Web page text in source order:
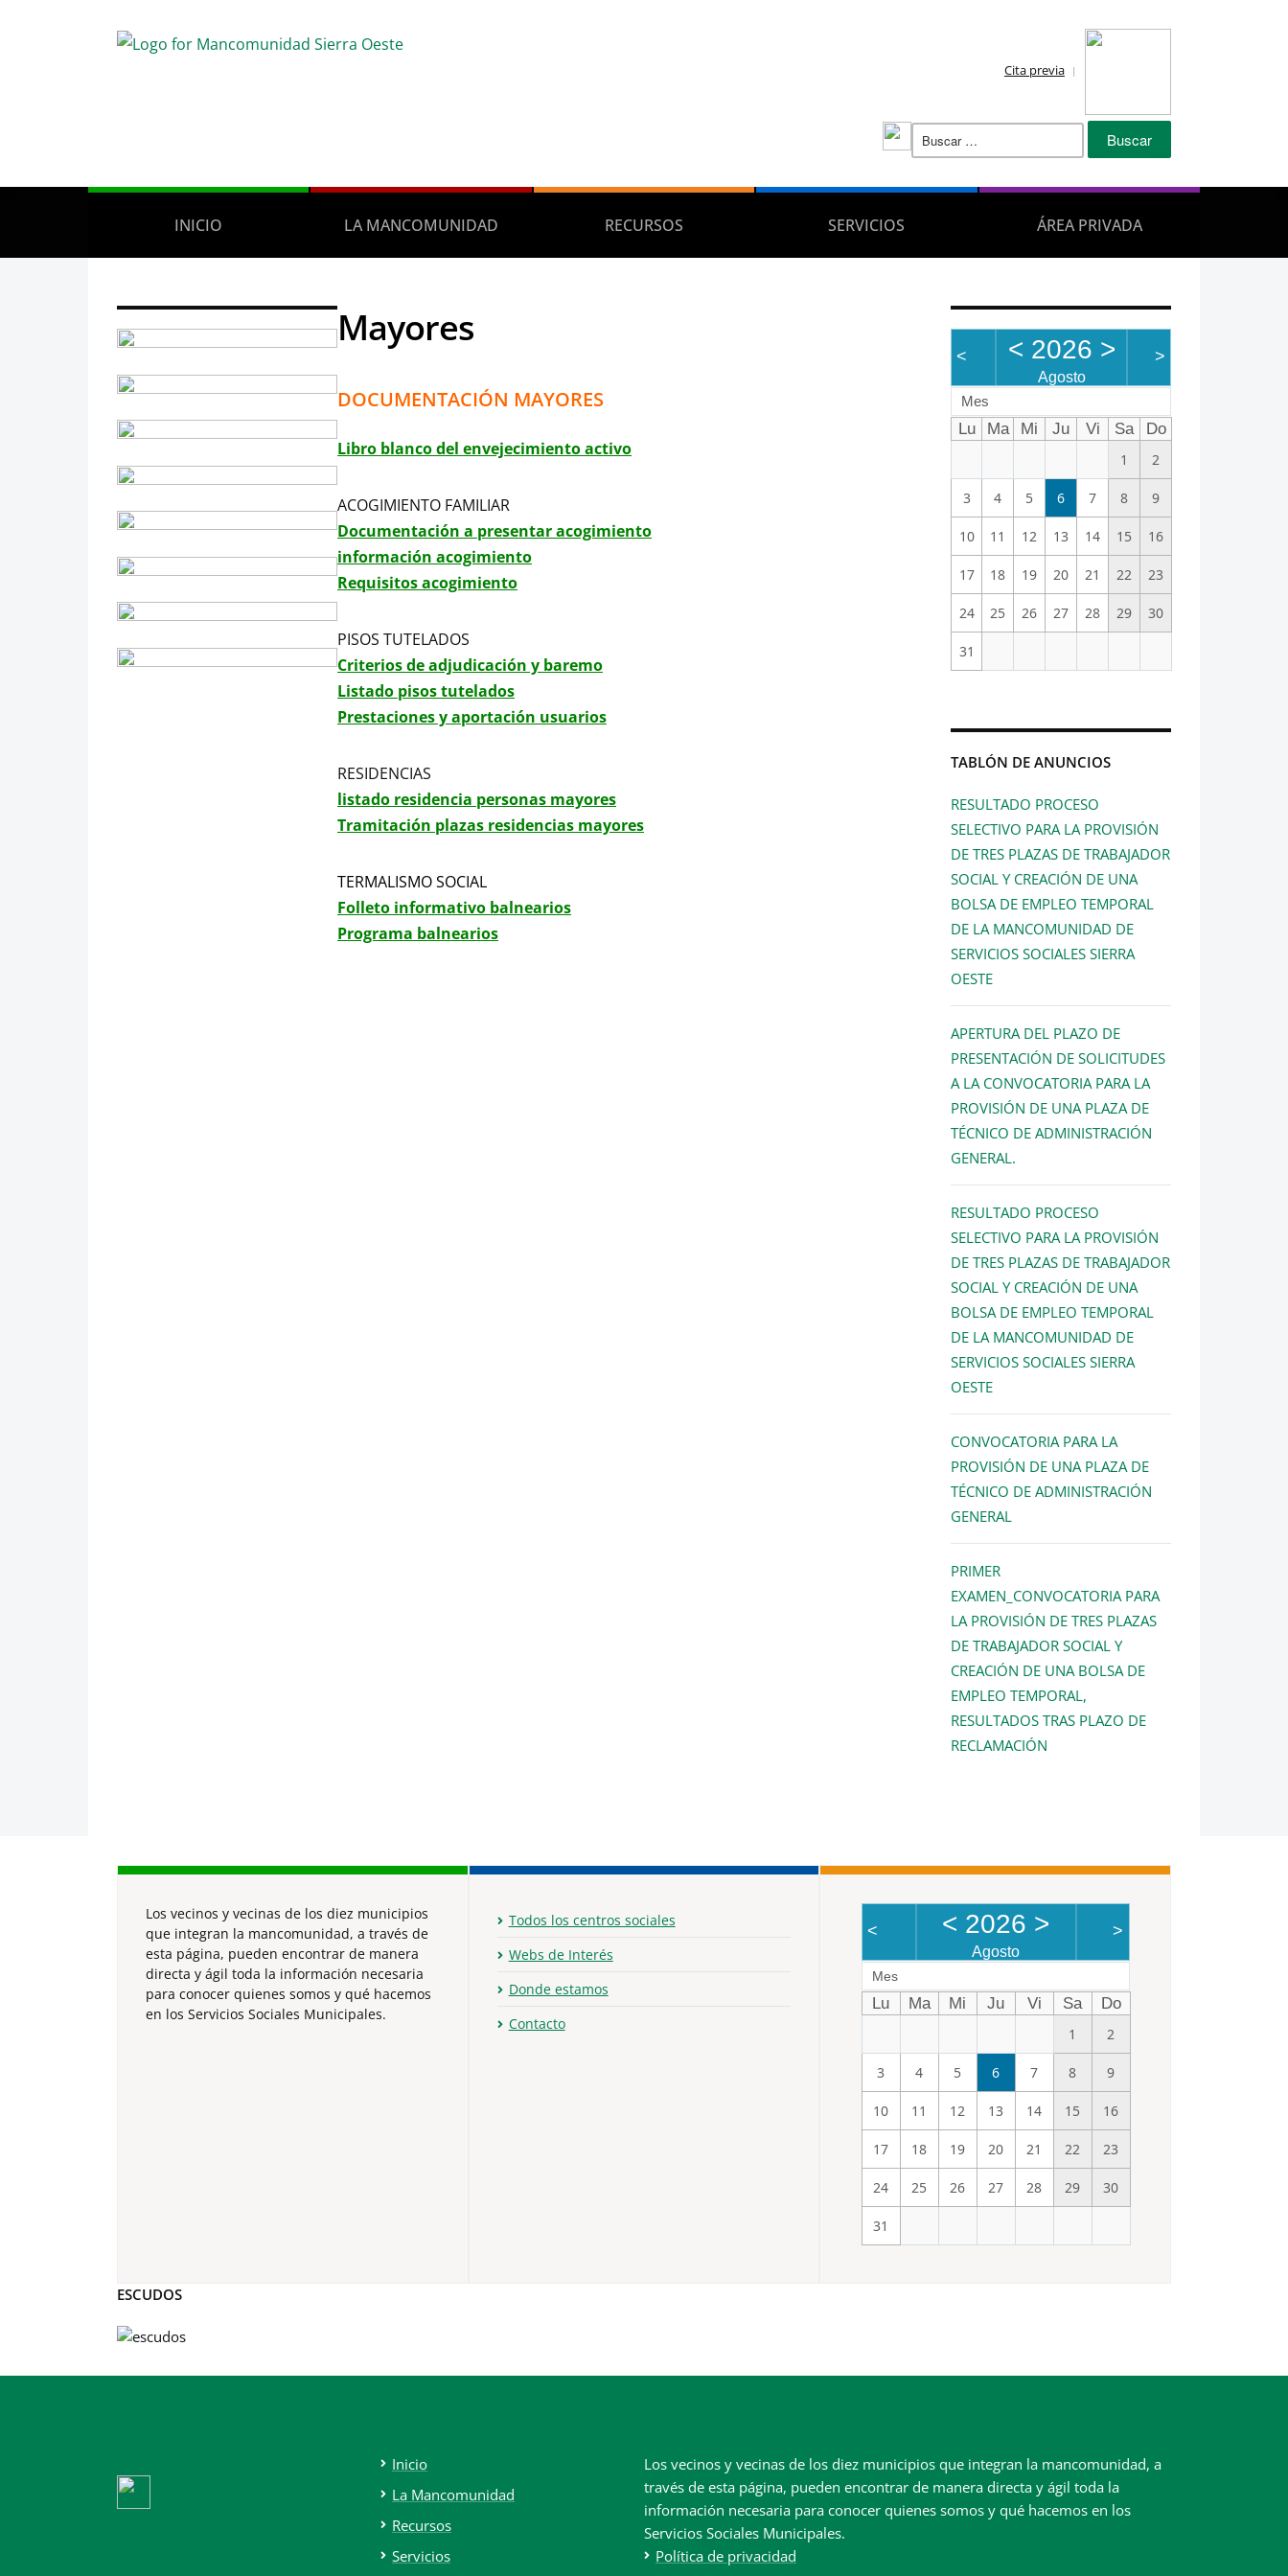
Cita previa
Buscar:
INICIO LA MANCOMUNIDAD RECURSOS SERVICIOS ÁREA PRIVADA
Mayores
DOCUMENTACIÓN MAYORES
Libro blanco del envejecimiento activo
ACOGIMIENTO FAMILIAR
Documentación a presentar acogimiento
información acogimiento
Requisitos acogimiento
PISOS TUTELADOS
Criterios de adjudicación y baremo
Listado pisos tutelados
Prestaciones y aportación usuarios
RESIDENCIAS
listado residencia personas mayores
Tramitación plazas residencias mayores
TERMALISMO SOCIAL
Folleto informativo balnearios
Programa balnearios
< < 2026 >
Agosto
>
Mes
Lu Ma Mi Ju Vi Sa
Do
1
2
3 4 5 6 7 8 9
10 11 12 13 14 15 16
17 18 19 20 21 22 23
24 25 26 27 28 29 30
31
TABLÓN DE ANUNCIOS
RESULTADO PROCESO
SELECTIVO PARA LA PROVISIÓN
DE TRES PLAZAS DE TRABAJADOR
SOCIAL Y CREACIÓN DE UNA
BOLSA DE EMPLEO TEMPORAL
DE LA MANCOMUNIDAD DE
SERVICIOS SOCIALES SIERRA
OESTE
APERTURA DEL PLAZO DE
PRESENTACIÓN DE SOLICITUDES
A LA CONVOCATORIA PARA LA
PROVISIÓN DE UNA PLAZA DE
TÉCNICO DE ADMINISTRACIÓN
GENERAL.
RESULTADO PROCESO
SELECTIVO PARA LA PROVISIÓN
DE TRES PLAZAS DE TRABAJADOR
SOCIAL Y CREACIÓN DE UNA
BOLSA DE EMPLEO TEMPORAL
DE LA MANCOMUNIDAD DE
SERVICIOS SOCIALES SIERRA
OESTE
CONVOCATORIA PARA LA
PROVISIÓN DE UNA PLAZA DE
TÉCNICO DE ADMINISTRACIÓN
GENERAL
PRIMER
EXAMEN_CONVOCATORIA PARA
LA PROVISIÓN DE TRES PLAZAS
DE TRABAJADOR SOCIAL Y
CREACIÓN DE UNA BOLSA DE
EMPLEO TEMPORAL,
RESULTADOS TRAS PLAZO DE
RECLAMACIÓN
Los vecinos y vecinas de los diez municipios
que integran la mancomunidad, a través de
esta página, pueden encontrar de manera
directa y ágil toda la información necesaria
para conocer quienes somos y qué hacemos
en los Servicios Sociales Municipales.
Todos los centros sociales
Webs de Interés
Donde estamos
Contacto
< < 2026 >
Agosto
>
Mes
Lu Ma Mi Ju Vi Sa
Do
1
2
3 4 5 6 7 8 9
10 11 12 13 14 15 16
17 18 19 20 21 22 23
24 25 26 27 28 29 30
31
ESCUDOS
Inicio
La Mancomunidad
Recursos
Servicios
Los vecinos y vecinas de los diez municipios que integran la mancomunidad, a
través de esta página, pueden encontrar de manera directa y ágil toda la
información necesaria para conocer quienes somos y qué hacemos en los
Servicios Sociales Municipales.
Política de privacidad